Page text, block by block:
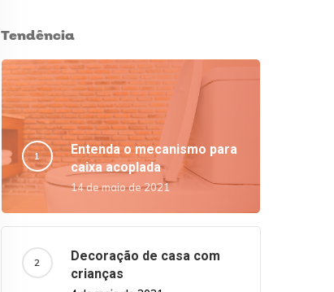
Tendência
Entenda o mecanismo para
caixa acoplada
14 de maio de 2021
Decoração de casa com
crianças